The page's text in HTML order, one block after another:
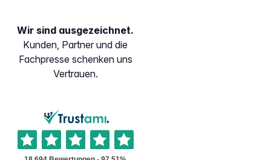
Wir sind ausgezeichnet.
Kunden, Partner und die
Fachpresse schenken uns
Vertrauen.